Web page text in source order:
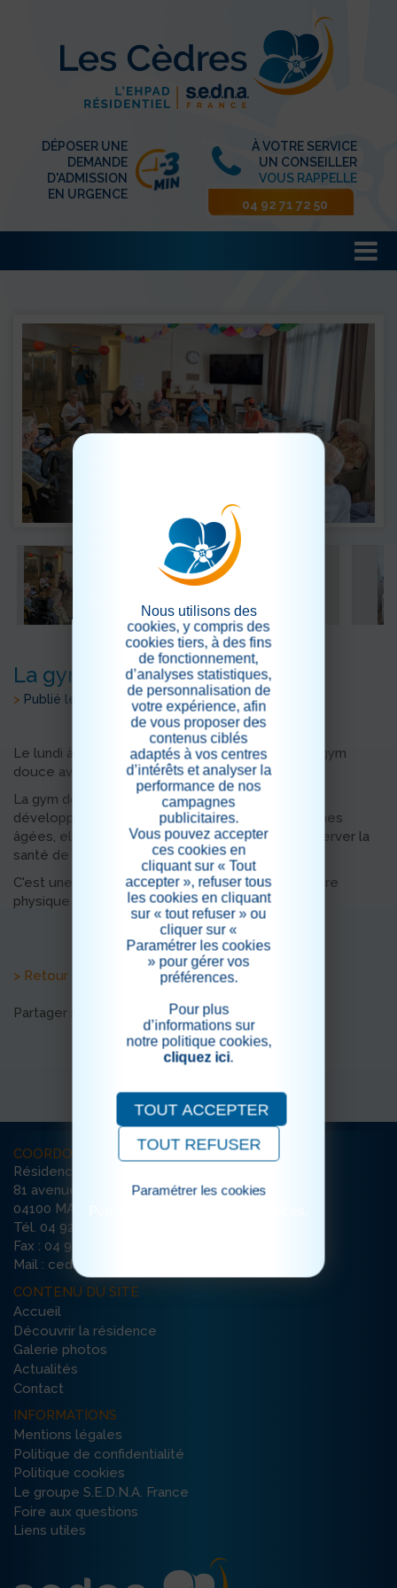
DÉPOSER UNE
DEMANDE
D'ADMISSION
EN URGENCE
À VOTRE SERVICE
UN CONSEILLER
VOUS RAPPELLE
04 92 71 72 50
La gym douce
> Publié le 29/07/2025
Le lundi à 16 h, retrouvez-nous pour le cours de gym
douce avec nos résidents.
La gym douce permet d'agir sur le maintien et le
développement de l'autonomie chez les personnes
âgées, elle est organisée pour améliorer et préserver la
santé de nos résidents.
C'est une pratique qui englobe à la fois le bien-être
physique et mental.
> Retour aux actualités
Partager sur les réseaux sociaux
COORDONNÉES
Résidence Les Cèdres
81 avenue Charles de Gaulle
04100 MANOSQUE
Tél. 04 92 71 72 50
Fax : 04 92 72 24 08
Mail : cedres-manosque@ehpad-sedna.fr
CONTENU DU SITE
Accueil
Découvrir la résidence
Galerie photos
Actualités
Contact
INFORMATIONS
Mentions légales
Politique de confidentialité
Politique cookies
Le groupe S.E.D.N.A. France
Foire aux questions
Liens utiles
Nous utilisons des
cookies, y compris des
cookies tiers, à des fins
de fonctionnement,
d’analyses statistiques,
de personnalisation de
votre expérience, afin
de vous proposer des
contenus ciblés
adaptés à vos centres
d’intérêts et analyser la
performance de nos
campagnes
publicitaires.
Vous pouvez accepter
ces cookies en
cliquant sur « Tout
accepter », refuser tous
les cookies en cliquant
sur « tout refuser » ou
cliquer sur «
Paramétrer les cookies
» pour gérer vos
préférences.
Pour plus
d’informations sur
notre politique cookies,
cliquez ici.
TOUT ACCEPTER
TOUT REFUSER
Paramétrer les cookies